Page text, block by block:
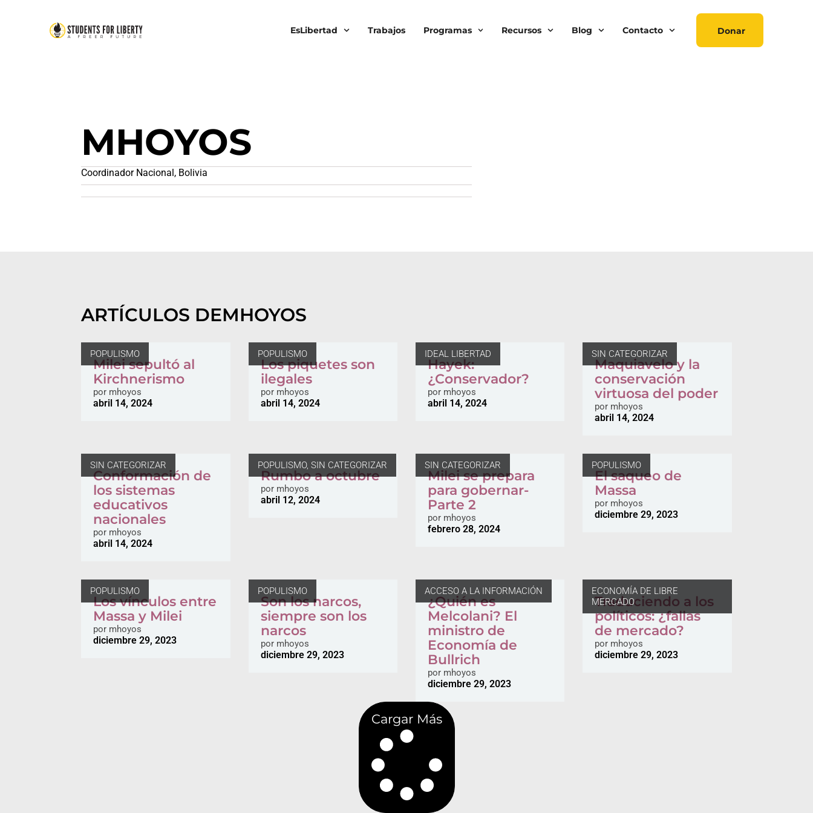
EsLibertad Trabajos Programas Recursos Blog Contacto Donar
MHOYOS
Coordinador Nacional, Bolivia
ARTÍCULOS DEMHOYOS
POPULISMO
Milei sepultó al
Kirchnerismo
por mhoyos
abril 14, 2024
POPULISMO
Los piquetes son
ilegales
pormhoyos
abril 14, 2024
IDEAL LIBERTAD
Hayek:
¿Conservador?
pormhoyos
abril 14, 2024
SIN CATEGORIZAR
Maquiavelo y la
conservación
virtuosa del poder
por mhoyos
abril 14, 2024
SIN CATEGORIZAR
Conformación de
los sistemas
educativos
nacionales
por mhoyos
abril 14, 2024
POPULISMO, SIN CATEGORIZAR
Rumbo a octubre
pormhoyos
abril 12, 2024
SIN CATEGORIZAR
Milei se prepara
para gobernar-
Parte 2
pormhoyos
febrero 28, 2024
POPULISMO
El saqueo de
Massa
por mhoyos
diciembre 29, 2023
POPULISMO
Los vínculos entre
Massa y Milei
por mhoyos
diciembre 29, 2023
POPULISMO
Son los narcos,
siempre son los
narcos
pormhoyos
diciembre 29, 2023
ACCESO A LA INFORMACIÓN
¿Quién es
Melcolani? El
ministro de
Economía de
Bullrich
pormhoyos
diciembre 29, 2023
ECONOMÍA DE LIBRE
MERCADO
Traduciendo a los
políticos: ¿fallas
de mercado?
por mhoyos
diciembre 29, 2023
Cargar Más